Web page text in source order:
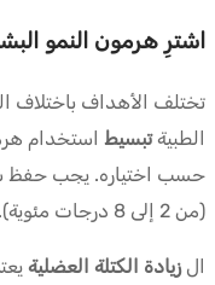
اشترِ هرمون النمو
تختلف الأهداف باختلاف
الطبيةتبسيط استخدام
حسب اختياره. يجب حفظ
(من 2 إلى 8 درجات مئوية). لا يُجمد.
الزيادة الكتلة العضلية